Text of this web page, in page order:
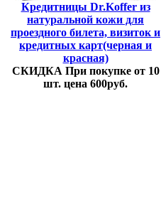
Кредитницы Dr.Koffer из
натуральной кожи для
проездного билета, визиток и
кредитных карт(черная и
красная)
СКИДКА При покупке от 10
шт. цена 600руб.